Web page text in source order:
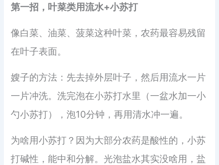
第一招，叶菜类用流水+小苏打
像白菜、油菜、菠菜这种叶菜，农药最容易残留
在叶子表面。
嫂子的方法：先去掉外层叶子，然后用流水一片
一片冲洗。洗完泡在小苏打水里（一盆水加一小
勺小苏打），泡10分钟，再用清水冲一遍。
为啥用小苏打？因为大部分农药是酸性的，小苏
打碱性，能中和分解。光泡盐水其实没啥用，盐